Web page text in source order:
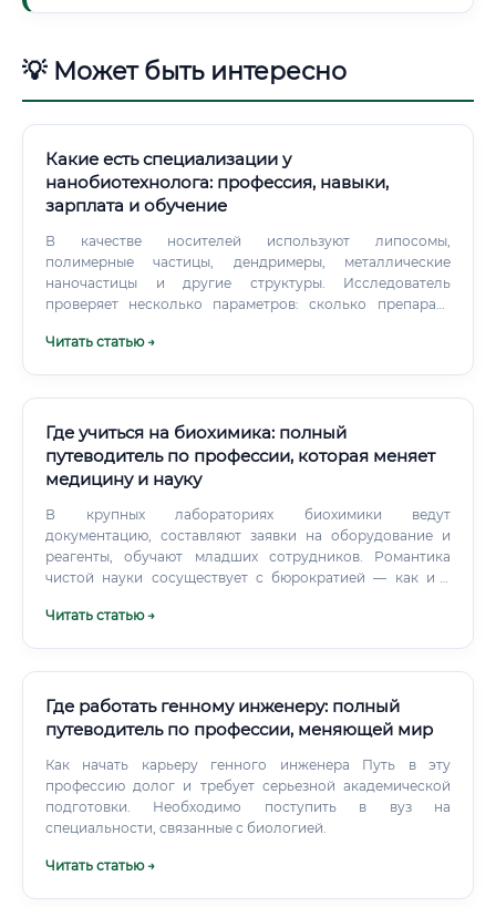
💡 Может быть интересно
Какие есть специализации у
нанобиотехнолога: профессия, навыки,
зарплата и обучение
В качестве носителей используют липосомы,
полимерные частицы, дендримеры, металлические
наночастицы и другие структуры. Исследователь
проверяет несколько параметров: сколько препарата
соединение хранится; как быстро вещество
Читать статью →
Где учиться на биохимика: полный
путеводитель по профессии, которая меняет
медицину и науку
В крупных лабораториях биохимики ведут
документацию, составляют заявки на оборудование и
реагенты, обучают младших сотрудников. Романтика
чистой науки сосуществует с бюрократией — как и в
Читать статью →
Где работать генному инженеру: полный
путеводитель по профессии, меняющей мир
Как начать карьеру генного инженера Путь в эту
профессию долог и требует серьезной академической
подготовки. Необходимо поступить в вуз на
специальности, связанные с биологией.
Читать статью →